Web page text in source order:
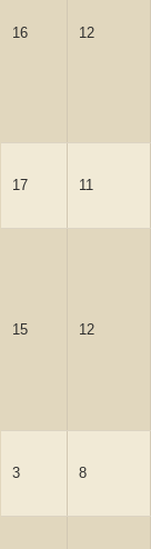
16 12
17 11
15 12
3 8